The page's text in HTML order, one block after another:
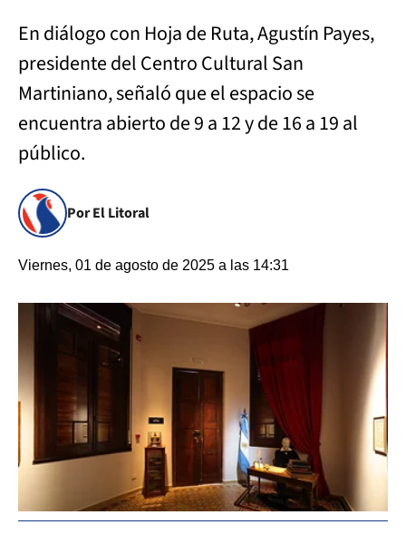
En diálogo con Hoja de Ruta, Agustín Payes,
presidente del Centro Cultural San
Martiniano, señaló que el espacio se
encuentra abierto de 9 a 12 y de 16 a 19 al
público.
Por El Litoral
Viernes, 01 de agosto de 2025 a las 14:31